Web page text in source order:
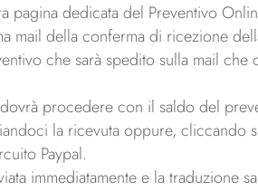
pagina dedicata del Preventivo
mail della conferma di ricezione
che sarà spedito sulla mail
procedere con il saldo del
la ricevuta oppure, cliccando
Paypal.
immediatamente e la